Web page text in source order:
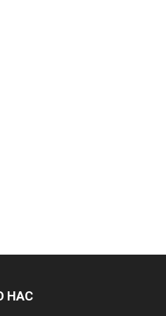
НАС